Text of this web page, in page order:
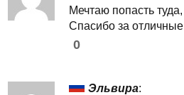
Мечтаю попасть туда,
Спасибо за
0
Эльвира: